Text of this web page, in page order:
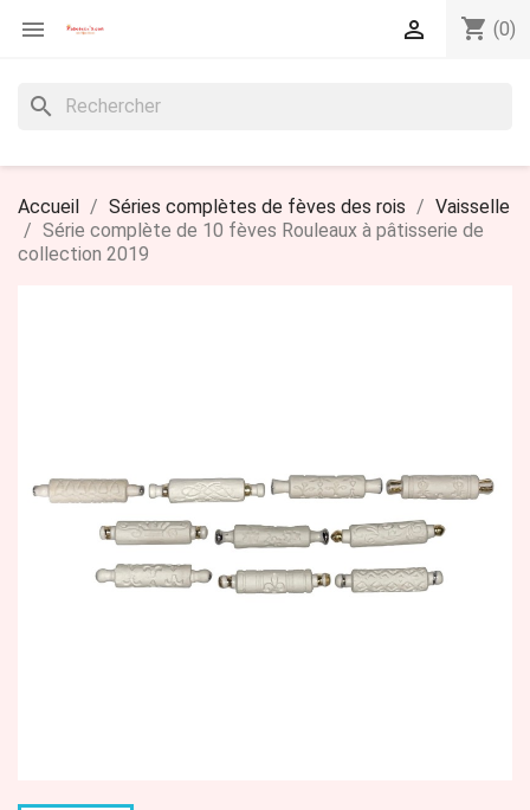
 shopping_cart (0)

search
Accueil Séries complètes de fèves des rois
Vaisselle
Série complète de 10 fèves Rouleaux à pâtisserie de
collection 2019